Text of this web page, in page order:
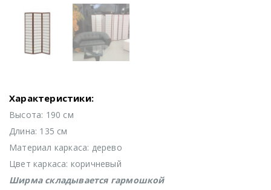
Характеристики:
Высота: 190 см
Длина: 135 см
Материал каркаса: дерево
Цвет каркаса: коричневый
Ширма складывается гармошкой